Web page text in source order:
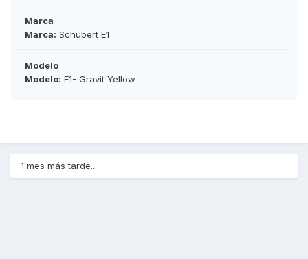
Marca
Marca: Schubert E1
Modelo
Modelo: E1- Gravit Yellow
1 mes más tarde...